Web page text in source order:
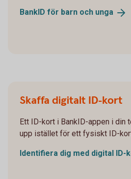
BankID för barn och unga
Skaffa digitalt ID-kort
Ett ID-kort i BankID-appen i din
upp istället för ett fysiskt ID-
Identifiera dig med digital ID-